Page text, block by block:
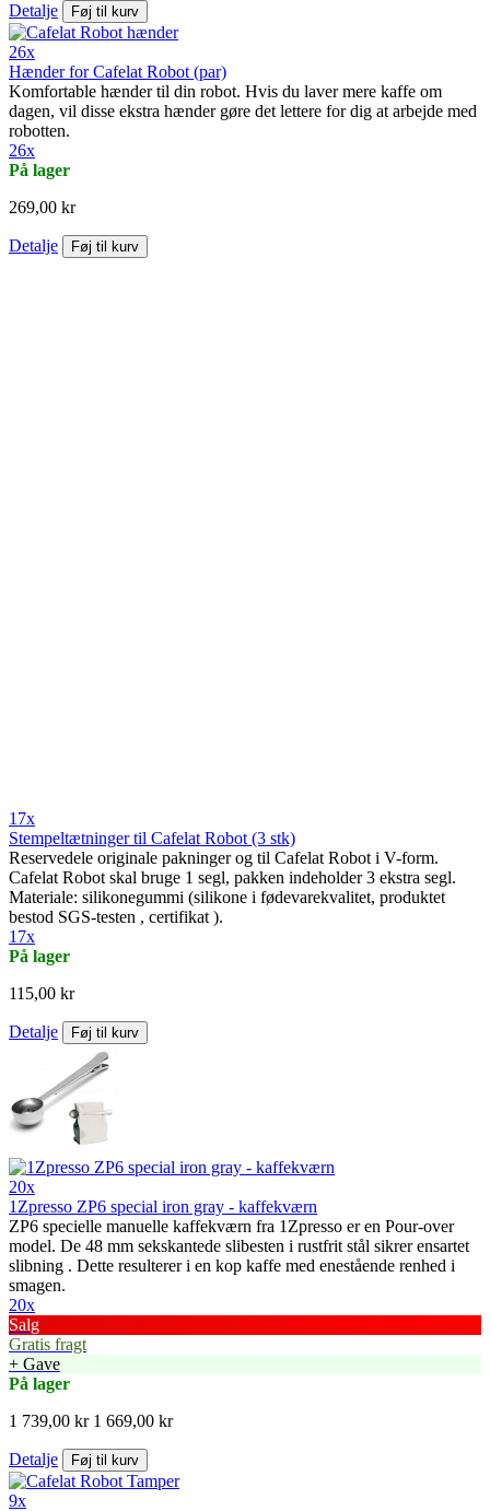
Detalje Føj til kurv
26x
Hænder for Cafelat Robot (par)
Komfortable hænder til din robot. Hvis du laver mere kaffe om
dagen, vil disse ekstra hænder gøre det lettere for dig at arbejde med
robotten.
26x
På lager
269,00 kr
Detalje Føj til kurv
17x
Stempeltætninger til Cafelat Robot (3 stk)
Reservedele originale pakninger og til Cafelat Robot i V-form.
Cafelat Robot skal bruge 1 segl, pakken indeholder 3 ekstra segl.
Materiale: silikonegummi (silikone i fødevarekvalitet, produktet
bestod SGS-testen , certifikat ).
17x
På lager
115,00 kr
Detalje Føj til kurv
20x
1Zpresso ZP6 special iron gray - kaffekværn
ZP6 specielle manuelle kaffekværn fra 1Zpresso er en Pour-over
model. De 48 mm sekskantede slibesten i rustfrit stål sikrer ensartet
slibning . Dette resulterer i en kop kaffe med enestående renhed i
smagen.
20x
Salg
Gratis fragt
+ Gave
På lager
1 739,00 kr 1 669,00 kr
Detalje Føj til kurv
9x